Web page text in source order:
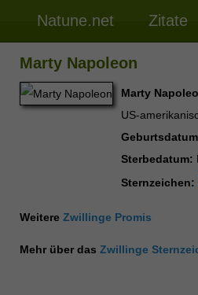
Natune.net Zitate
Marty Napoleon
Marty
US-
Sterbedatum:
Sternzeichen:
Weitere Zwillinge Promis
Mehr über das Zwillinge